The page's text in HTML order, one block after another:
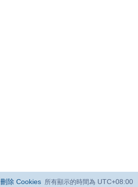
所有顯示的時間為 UTC+08:00
刪除 Cookies